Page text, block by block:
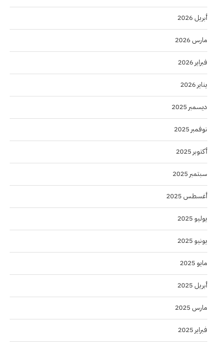
أبريل 2026
مارس 2026
فبراير 2026
يناير 2026
ديسمبر 2025
نوفمبر 2025
أكتوبر 2025
سبتمبر 2025
أغسطس 2025
يوليو 2025
يونيو 2025
مايو 2025
أبريل 2025
مارس 2025
فبراير 2025